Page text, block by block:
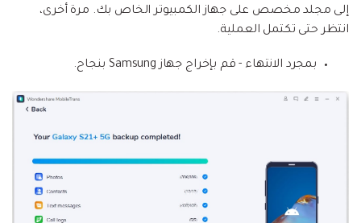
إلى مجلد مخصص على جهاز الكمبيوتر الخاص بك. مرة أخرى،
انتظر حتى تكتمل العملية.
بمجرد الانتهاء - قم بإخراج جهاز Samsung بنجاح.